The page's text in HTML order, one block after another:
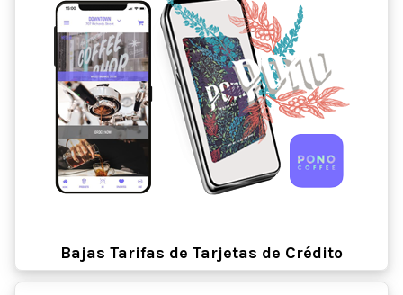
Bajas Tarifas de Tarjetas de Crédito